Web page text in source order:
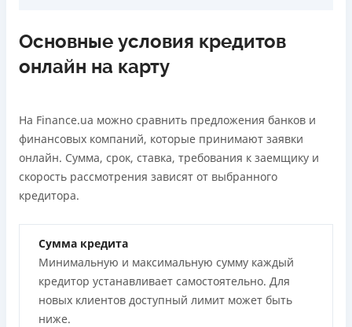
Основные условия кредитов
онлайн на карту
На Finance.ua можно сравнить предложения банков и
финансовых компаний, которые принимают заявки
онлайн. Сумма, срок, ставка, требования к заемщику и
скорость рассмотрения зависят от выбранного
кредитора.
Сумма кредита
Минимальную и максимальную сумму каждый
кредитор устанавливает самостоятельно. Для
новых клиентов доступный лимит может быть
ниже.